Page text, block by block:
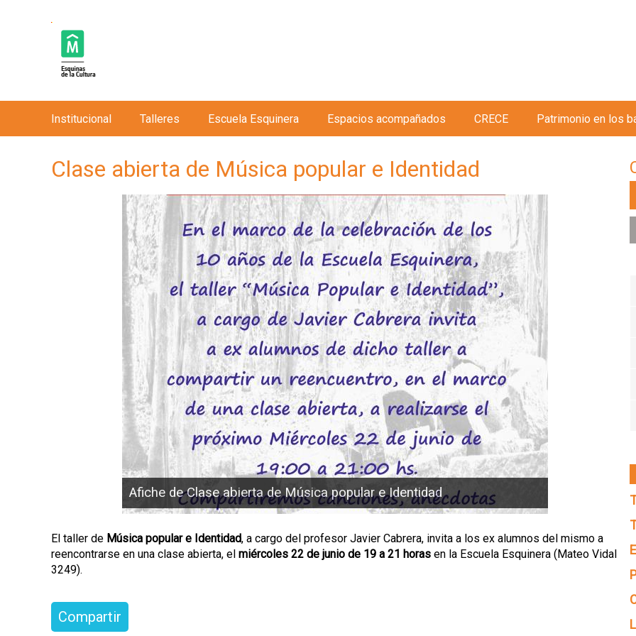
Clase abierta de Música popular e Identidad
Afiche de Clase abierta de Música popular e Identidad
El taller de Música popular e Identidad, a cargo del profesor Javier Cabrera, invita a los ex alumnos del mismo a
reencontrarse en una clase abierta, el miércoles 22 de junio de 19 a 21 horas en la Escuela Esquinera (Mateo Vidal
3249).
Compartir
n
Institucional Talleres Escuela Esquinera Espacios acompañados CRECE Patrimonio en los